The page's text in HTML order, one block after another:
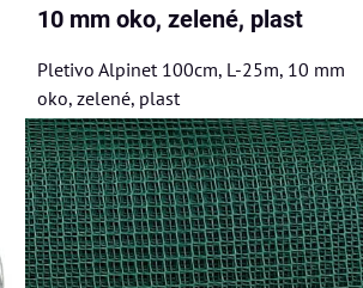
10 mm oko, zelené, plast
Pletivo Alpinet 100cm, L-25m, 10 mm
oko, zelené, plast